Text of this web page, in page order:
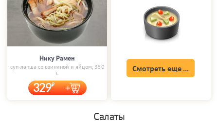
Нику Рамен
суп-лапша со свининой и яйцом, 350
г.
329
Смотреть еще ...
Салаты